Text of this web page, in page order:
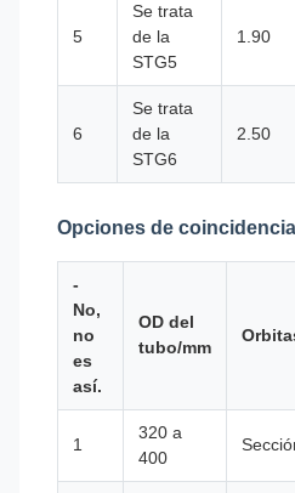
5
Se trata
de la
STG5
1.90
6
Se trata
de la
STG6
2.50
Opciones de
-
No,
no
es
así.
OD del
tubo/mm
1
320 a
400